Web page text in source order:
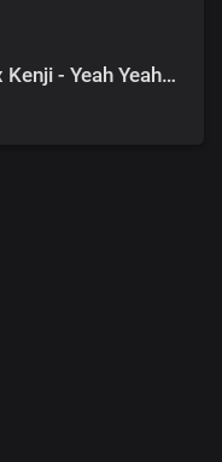
DJ Tahir Bozkurt - Alex Kenji - Yeah Yeah Yeah Rmx